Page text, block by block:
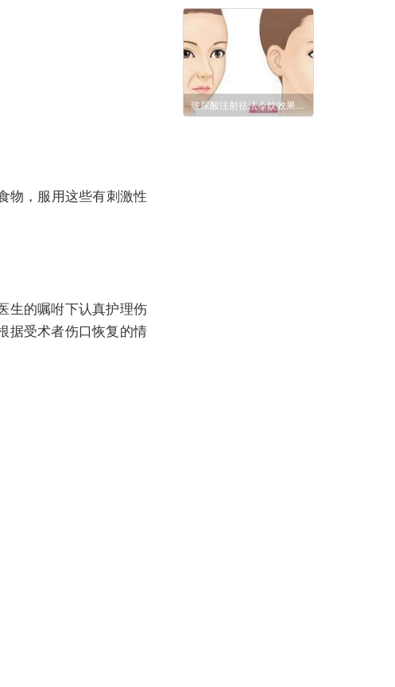
物，服用这些有刺激性
生的嘱咐下认真护理伤
据受术者伤口恢复的情
玻尿酸注射祛法令纹效果怎么样?